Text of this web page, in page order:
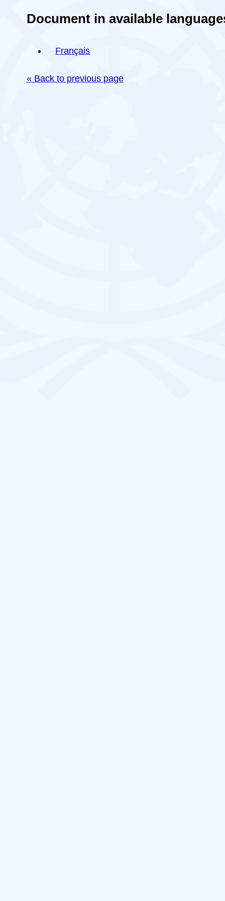
Document in available
Français
« Back to previous page